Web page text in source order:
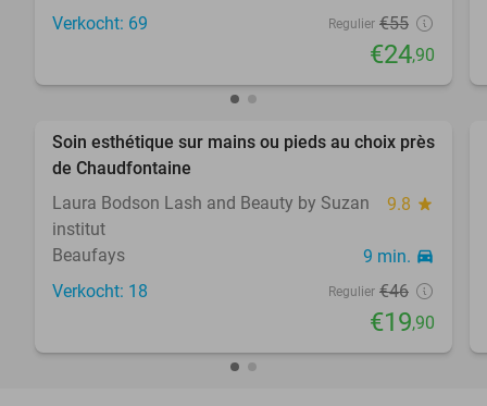
Verkocht: 69 Regulier €55
€24,90
57%
favorite_border
Soin esthétique sur mains ou pieds au choix près
de Chaudfontaine
Laura Bodson Lash and Beauty by Suzan
institut
9.8 star
Beaufays 9 min. directions_car
Verkocht: 18 Regulier €46
€19,90